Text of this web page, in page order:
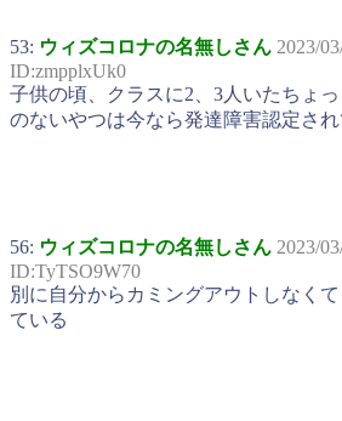
53: ウィズコロナの名無しさん 2023/
ID:zmpplxUk0
子供の頃、クラスに2、3人いたちょ
のないやつは今なら発達障害認定さ
56: ウィズコロナの名無しさん 2023/
ID:TyTSO9W70
別に自分からカミングアウトしなく
ている